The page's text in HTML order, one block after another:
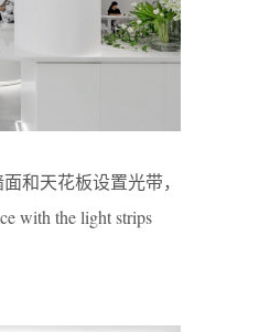
和天花板设置光带，
with the light strips